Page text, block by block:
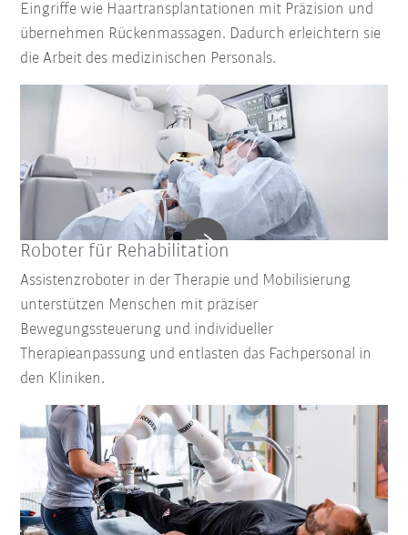
Eingriffe wie Haartransplantationen mit Präzision und
übernehmen Rückenmassagen. Dadurch erleichtern sie
die Arbeit des medizinischen Personals.
Roboter für Rehabilitation
Assistenzroboter in der Therapie und Mobilisierung
unterstützen Menschen mit präziser
Bewegungssteuerung und individueller
Therapieanpassung und entlasten das Fachpersonal in
den Kliniken.